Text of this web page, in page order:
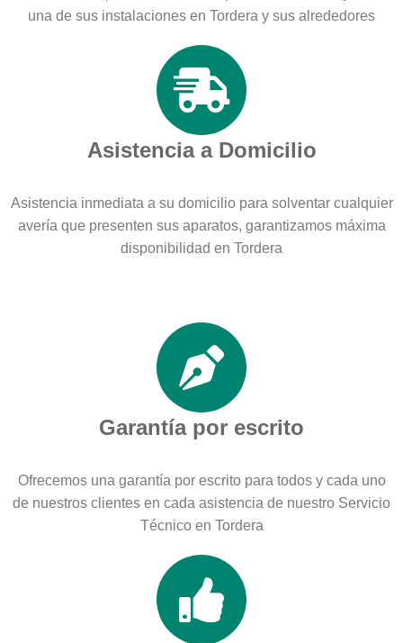
una de sus instalaciones en Tordera y sus alrededores
Asistencia a Domicilio
Asistencia inmediata a su domicilio para solventar cualquier
avería que presenten sus aparatos, garantizamos máxima
disponibilidad en Tordera
Garantía por escrito
Ofrecemos una garantía por escrito para todos y cada uno
de nuestros clientes en cada asistencia de nuestro Servicio
Técnico en Tordera